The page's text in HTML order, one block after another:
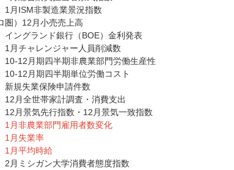
1月ISM非製造業景況指数
圏）12月小売売上高
イングランド銀行（BOE）金利発表
1月チャレンジャー人員削減数
10-12月期四半期非農業部門労働生産性
10-12月期四半期単位労働コスト
新規失業保険申請件数
12月全世帯家計調査・消費支出
12月景気先行指数・12月景気一致指数
1月非農業部門雇用者数変化
1月失業率
1月平均時給
2月ミシガン大学消費者態度指数